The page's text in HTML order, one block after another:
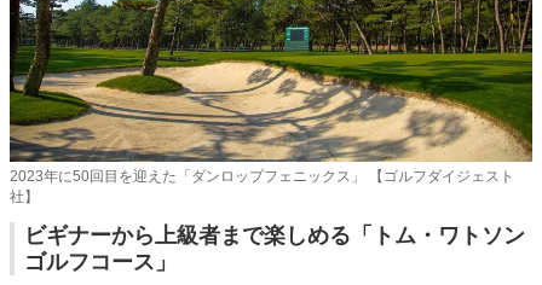
2023年に50回目を迎えた「ダンロップフェニックス」 【ゴルフダイジェスト
社】
ビギナーから上級者まで楽しめる「トム・ワトソン
ゴルフコース」